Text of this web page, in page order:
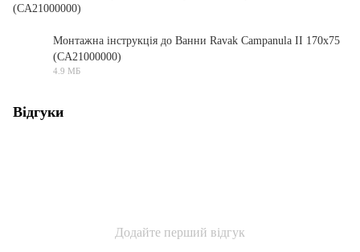
Монтажна інструкція до Ванни Ravak Campanula II 170x75
(CA21000000)
4.9 МБ
Відгуки
Додайте перший відгук